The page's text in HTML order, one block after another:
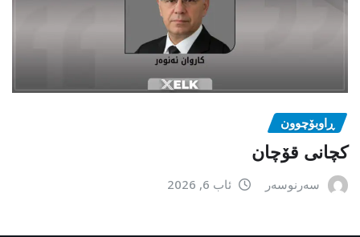
ڕاوبۆچوون
کچانی قۆچان
سەرنوسەر ئاب 6, 2026